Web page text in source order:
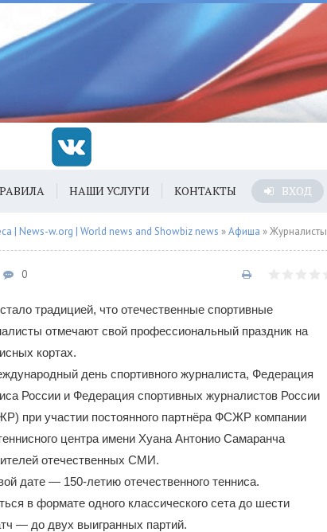
НАШИ УСЛУГИ КОНТАКТЫ ВХОД
| News-w.org | World news and Showbiz news »Афиша » Журналисты отметят свой праздник на кортах
0
традицией, что отечественные спортивные
отмечают свой профессиональный праздник на
кортах.
день спортивного журналиста, Федерация
России и Федерация спортивных журналистов России
при участии постоянного партнёра ФСЖР компании
центра имени Хуана Антонио Самаранча
отечественных СМИ.
дате — 150-летию отечественного тенниса.
в формате одного классического сета до шести
— до двух выигранных партий.